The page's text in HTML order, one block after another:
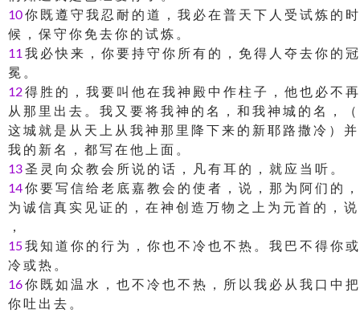
10你 既 遵 守 我 忍 耐 的 道 ， 我 必 在 普 天 下 人 受 试 炼 的 时
候 ， 保 守 你 免 去 你 的 试 炼 。
11 我 必 快 来 ， 你 要 持 守 你 所 有 的 ， 免 得 人 夺 去 你 的 冠
冕 。
12得 胜 的 ， 我 要 叫 他 在 我 神 殿 中 作 柱 子 ， 他 也 必 不 再
从 那 里 出 去 。 我 又 要 将 我 神 的 名 ， 和 我 神 城 的 名 ， （
这 城 就 是 从 天 上 从 我 神 那 里 降 下 来 的 新 耶 路 撒 冷 ） 并
我 的 新 名 ， 都 写 在 他 上 面 。
13圣 灵 向 众 教 会 所 说 的 话 ， 凡 有 耳 的 ， 就 应 当 听 。
14你 要 写 信 给 老 底 嘉 教 会 的 使 者 ， 说 ， 那 为 阿 们 的 ，
为 诚 信 真 实 见 证 的 ， 在 神 创 造 万 物 之 上 为 元 首 的 ， 说
，
15我 知 道 你 的 行 为 ， 你 也 不 冷 也 不 热 。 我 巴 不 得 你 或
冷 或 热 。
16你 既 如 温 水 ， 也 不 冷 也 不 热 ， 所 以 我 必 从 我 口 中 把
你 吐 出 去 。